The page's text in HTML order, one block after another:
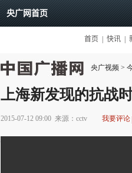
央广视频 >
上海新发现的抗战
2015-07-12 09:00 来源：cctv 我要评论